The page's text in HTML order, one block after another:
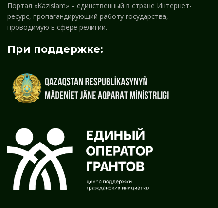
Портал «Kazislam» – единственный в стране Интернет-
ресурс, пропагандирующий работу государства,
проводимую в сфере религии.
При поддержке: